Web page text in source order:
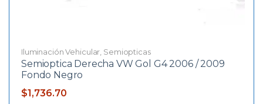
Iluminación Vehicular Semiopticas
Semioptica Derecha VW Gol G4 2006 / 2009
Fondo Negro
$1,736.70